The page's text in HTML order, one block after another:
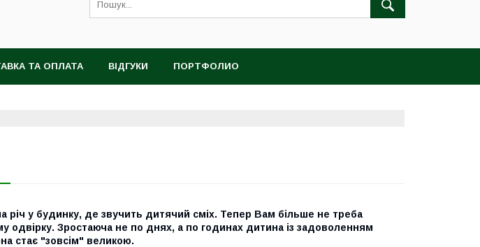
ТА ОПЛАТА ВІДГУКИ ПОРТФОЛИО
річ у будинку, де звучить дитячий сміх. Тепер Вам більше не треба
одвірку. Зростаюча не по днях, а по годинах дитина із задоволенням
стає "зовсім" великою.